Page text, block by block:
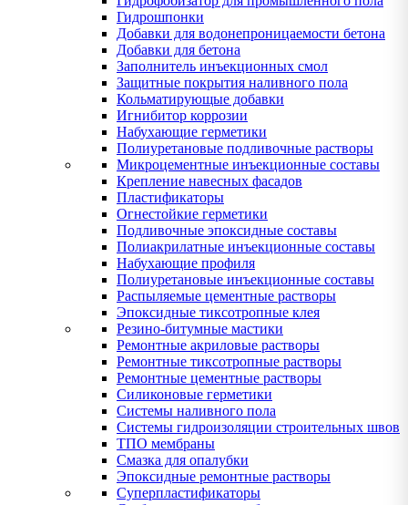
Гидрошпонки
Добавки для водонепроницаемости бетона
Добавки для бетона
Заполнитель инъекционных смол
Защитные покрытия наливного пола
Кольматирующые добавки
Игнибитор коррозии
Набухающие герметики
Полиуретановые подливочные растворы
Микроцементные инъекционные составы
Крепление навесных фасадов
Пластификаторы
Огнестойкие герметики
Подливочные эпоксидные составы
Полиакрилатные инъекционные составы
Набухающие профиля
Полиуретановые инъекционные составы
Распыляемые цементные растворы
Эпоксидные тиксотропные клея
Резино-битумные мастики
Ремонтные акриловые растворы
Ремонтные тиксотропные растворы
Ремонтные цементные растворы
Силиконовые герметики
Системы наливного пола
Системы гидроизоляции строительных швов
ТПО мембраны
Смазка для опалубки
Эпоксидные ремонтные растворы
Суперпластификаторы